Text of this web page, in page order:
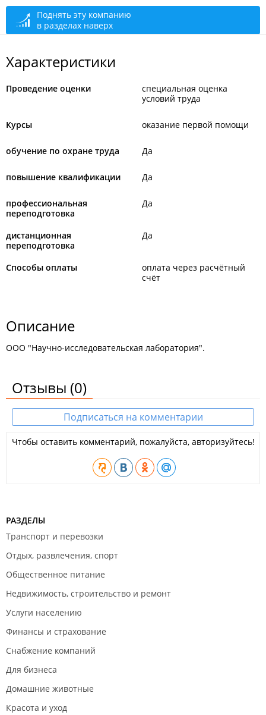
+7 950 281-37-99
сегодня закрыто
Поднять эту компанию
в разделах наверх
Характеристики
Проведение оценки
специальная оценка
условий труда
Курсы оказание первой помощи
обучение по охране труда Да
повышение квалификации Да
профессиональная
переподготовка
Да
дистанционная
переподготовка
Да
Способы оплаты
оплата через расчётный
счёт
Описание
ООО "Научно-исследовательская лаборатория".
Отзывы (0)
Подписаться на комментарии
Чтобы оставить комментарий, пожалуйста, авторизуйтесь!
РАЗДЕЛЫ
Транспорт и перевозки
Отдых, развлечения, спорт
Общественное питание
Недвижимость, строительство и ремонт
Услуги населению
Финансы и страхование
Снабжение компаний
Для бизнеса
Домашние животные
Красота и уход